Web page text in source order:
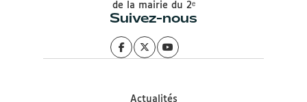
de la mairie du 2ᵉ
Suivez-nous
Actualités